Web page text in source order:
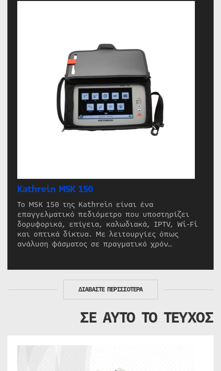
Kathrein MSK 150
Το MSK 150 της Kathrein είναι ένα
επαγγελματικό πεδιόμετρο που υποστηρίζει
δορυφορικά, επίγεια, καλωδιακά, IPTV, Wi-Fi
και οπτικά δίκτυα. Με λειτουργίες όπως
ανάλυση φάσματος σε πραγματικό χρόν…
ΔΙΑΒΑΣΤΕ ΠΕΡΙΣΣΟΤΕΡΑ
ΣΕ ΑΥΤΟ ΤΟ ΤΕΥΧΟΣ